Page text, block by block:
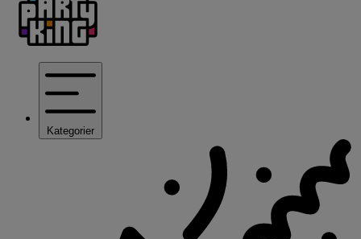
Kategorier